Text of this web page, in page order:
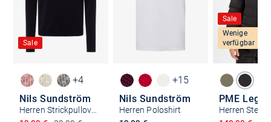
Sale
+4
Nils Sundström
Herren Strickpullover
+15
Nils Sundström
Herren Poloshirt
Sale
Wenige
verfügbar
PME
Herren